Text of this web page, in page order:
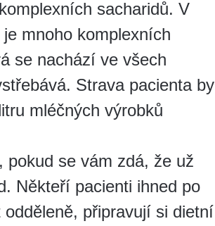
sacharidů. V
mnoho komplexních
se nachází ve všech
Strava pacienta by
mléčných výrobků
, pokud se vám zdá, že už
Někteří pacienti ihned po
připravují si dietní